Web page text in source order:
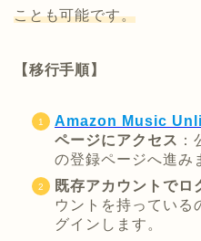
ことも可能です。
【移行手順】
Amazon Music
ページにアクセス
の登録ページへ進み
既存アカウントでロ
ウントを持っている
グインします。